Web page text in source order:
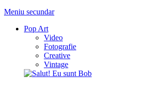
Meniu secundar
Pop Art
Video
Fotografie
Creative
Vintage